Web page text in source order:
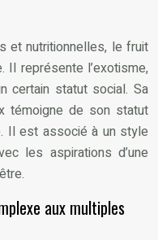
et nutritionnelles, le fruit
Il représente l’exotisme,
certain statut social. Sa
témoigne de son statut
Il est associé à un style
les aspirations d’une
aux multiples